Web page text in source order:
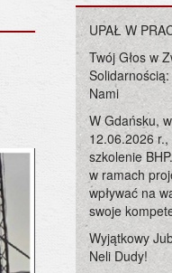
UPAŁ W
Twój Głos w
Nami
W Gdańsku,
12.06.2026
szkolenie
w ramach
wpływać na
swoje
Wyjątkowy
Neli Dudy!